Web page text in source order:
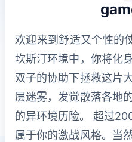
欢迎来到舒适又个性的
坎斯汀环境中，你将化
双子的协助下拯救这片
层迷雾，发觉散落各地
的异环境历险。 超过
属于你的激战风格。当